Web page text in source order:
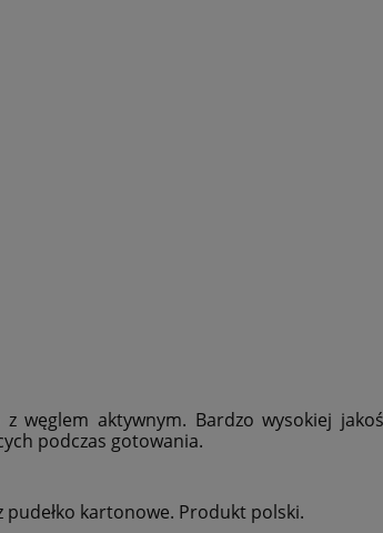
węglem aktywnym. Bardzo wysokiej
podczas gotowania.
kartonowe. Produkt polski.